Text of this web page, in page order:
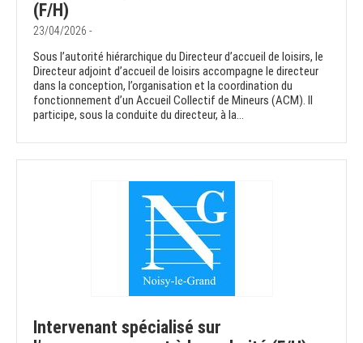
(F/H)
23/04/2026 -
Sous l’autorité hiérarchique du Directeur d’accueil de loisirs, le
Directeur adjoint d’accueil de loisirs accompagne le directeur
dans la conception, l’organisation et la coordination du
fonctionnement d’un Accueil Collectif de Mineurs (ACM). Il
participe, sous la conduite du directeur, à la...
Intervenant spécialisé sur